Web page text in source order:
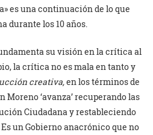
es una continuación de lo que
durante los 10 años.
su visión en la crítica al
la crítica no es mala en tanto y
creativa,en los términos de
Moreno ‘avanza’ recuperando las
Ciudadana y restableciendo
un Gobierno anacrónico que no